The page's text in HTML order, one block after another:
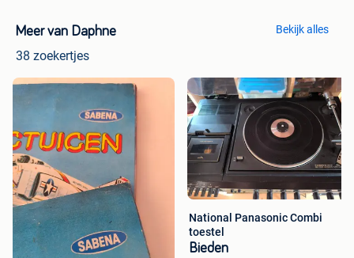
Meer van Daphne
38 zoekertjes
Bekijk alles
National Panasonic Combi
toestel
Bieden